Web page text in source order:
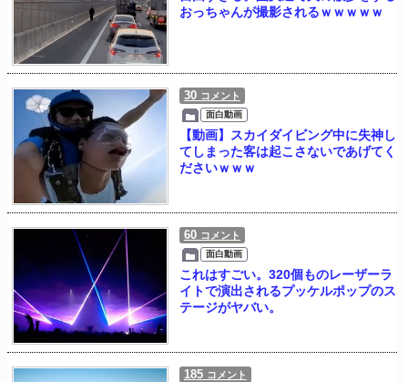
おっちゃんが撮影されるｗｗｗｗｗ
30 コメント
面白動画
【動画】スカイダイビング中に失神し
てしまった客は起こさないであげてく
ださいｗｗｗ
60 コメント
面白動画
これはすごい。320個ものレーザーラ
イトで演出されるプッケルポップのス
テージがヤバい。
185 コメント